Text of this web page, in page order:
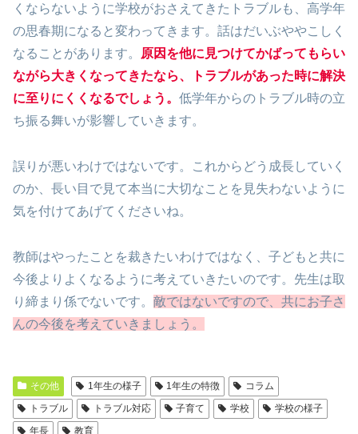
くならないように学校がおさえてきたトラブルも、高学年
の思春期になると変わってきます。話はだいぶややこしく
なることがあります。
原因を他に見つけてかばってもらい
ながら大きくなってきたなら、トラブルがあった時に解決
に至りにくくなるでしょう。 低学年からのトラブル時の立
ち振る舞いが影響していきます。
誤りが悪いわけではないです。これからどう成長していく
のか、長い目で見て本当に大切なことを見失わないように
気を付けてあげてくださいね。
教師はやったことを裁きたいわけではなく、子どもと共に
今後よりよくなるように考えていきたいのです。先生は取
り締まり係でないです。 敵ではないですので、共にお子さ
んの今後を考えていきましょう。
その他 1年生の様子 1年生の特徴
コラム
トラブル
トラブル対応 子育て 学校
学校の様子
年長
教育